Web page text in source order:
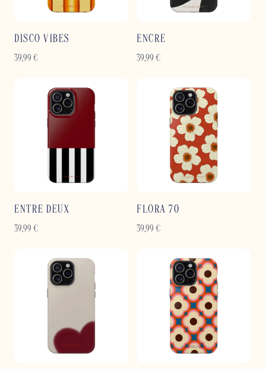
DISCO VIBES
39,99 €
ENCRE
39,99 €
ENTRE DEUX
39,99 €
FLORA 70
39,99 €